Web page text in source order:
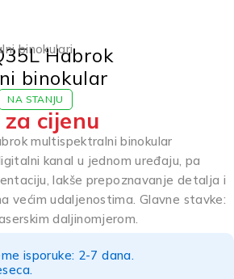
binokulariHabrok
binokular
NA STANJU
cijenu
multispektralni binokular
kanal u jednom uređaju, pa
lakše prepoznavanje detalja i
većim udaljenostima. Glavne stavke:
daljinomjerom.
isporuke: 2-7 dana.